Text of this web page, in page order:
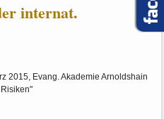
internat.
2015, Evang. Akademie Arnoldshain